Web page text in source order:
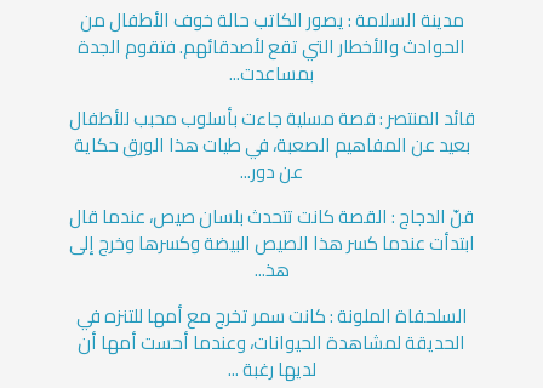
مدينة السلامة : يصور ‏الكاتب حالة خوف الأطفال من
الحوادث والأخطار التي تقع لأصدقائهم. ‏فتقوم الجدة
بمساعدت...
قائد المنتصر : قصة مسلية جاءت بأسلوب محبب للأطفال
بعيد عن المفاهيم الصعبة، في طيات هذا الورق حكاية
عن دور...
قنّ الدجاج : القصة كانت تتحدث بلسان صيص، عندما قال
ابتدأت عندما كسر هذا الصيص البيضة وكسرها وخرج إلى
هذ...
السلحفاة الملونة : كانت سمر تخرج مع أمها للتنزه في
الحديقة لمشاهدة الحيوانات، وعندما أحست أمها أن
لديها رغبة ...